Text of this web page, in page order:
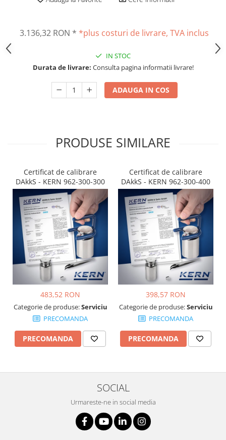
Standuri testare forta
Standuri testare manuala
Standuri testare motorizata
Cap pivotant
Carlige
Cutie de jonctiune
Piese pentru compresiune
Placa de montaj
Placi etalon
Senzori
Set pentru compresiune
Set suruburi otel
Suporti
Varf de impact
Instrumente optice
Adaptoare
Adaptor camera microscop
Cap microscop
Cleme
Iluminare microscop
3.136,32 RON * *plus costuri de livrare, TVA inclus
IN STOC
Durata de livrare: Consulta pagina informatii livrare!
ADAUGA IN COS
PRODUSE SIMILARE
Certificat de calibrare
DAkkS - KERN 962-300-300
483,52 RON
Categorie de produse:Serviciu
PRECOMANDA
PRECOMANDA
Certificat de calibrare
DAkkS - KERN 962-300-400
398,57 RON
Categorie de produse:Serviciu
PRECOMANDA
PRECOMANDA
SOCIAL
Urmareste-ne in social media